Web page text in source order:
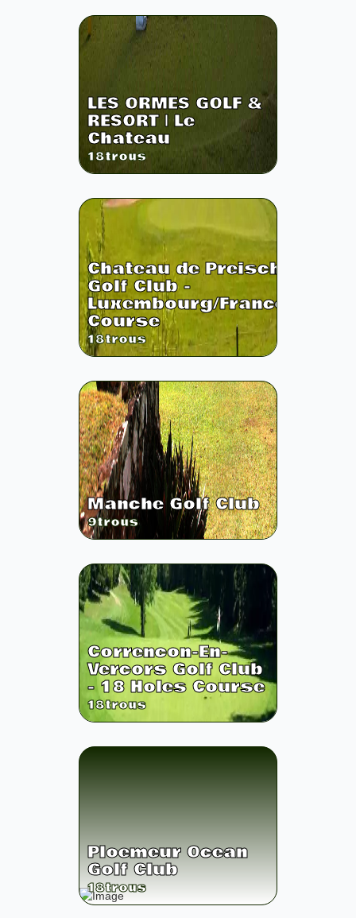
LES ORMES GOLF &
RESORT | Le
Chateau
18trous
Chateau de Preisch
Golf Club -
Luxembourg/France
Course
18trous
Manche Golf Club
9trous
Correncon-En-
Vercors Golf Club
- 18 Holes Course
18trous
Ploemeur Ocean
Golf Club
18trous